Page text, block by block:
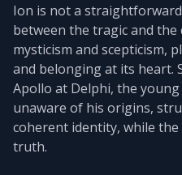
Ion is not a
between the tragic and the
mysticism and scepticism,
and belonging at its heart.
Apollo at Delphi, the
unaware of his origins,
coherent identity, while
truth.